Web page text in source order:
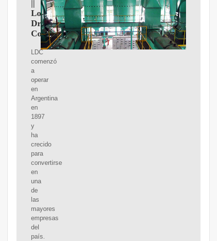
||
Louis
Dreyfus
Company
LDC
comenzó
a
operar
en
Argentina
en
1897
y
ha
crecido
para
convertirse
en
una
de
las
mayores
empresas
del
país.